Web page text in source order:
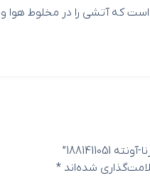
که آتشی را در مخلوط هوا و
شده‌اند *